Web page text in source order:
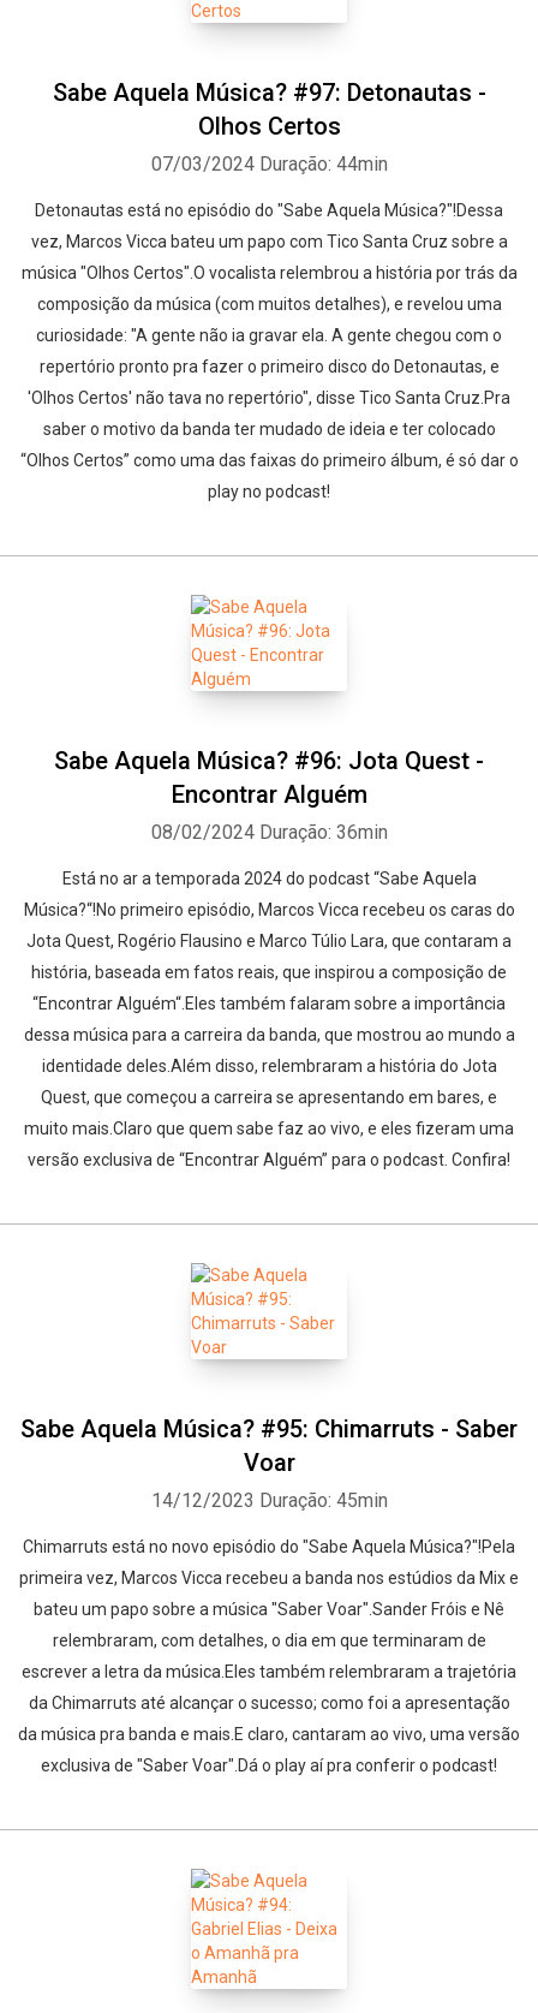
Sabe Aquela Música? #97: Detonautas -
Olhos Certos
07/03/2024 Duração: 44min
Detonautas está no episódio do "Sabe Aquela Música?"!Dessa
vez, Marcos Vicca bateu um papo com Tico Santa Cruz sobre a
música "Olhos Certos".O vocalista relembrou a história por trás da
composição da música (com muitos detalhes), e revelou uma
curiosidade: "A gente não ia gravar ela. A gente chegou com o
repertório pronto pra fazer o primeiro disco do Detonautas, e
'Olhos Certos' não tava no repertório", disse Tico Santa Cruz.Pra
saber o motivo da banda ter mudado de ideia e ter colocado
“Olhos Certos” como uma das faixas do primeiro álbum, é só dar o
play no podcast!
Sabe Aquela Música? #96: Jota Quest -
Encontrar Alguém
08/02/2024 Duração: 36min
Está no ar a temporada 2024 do podcast “Sabe Aquela
Música?“!No primeiro episódio, Marcos Vicca recebeu os caras do
Jota Quest, Rogério Flausino e Marco Túlio Lara, que contaram a
história, baseada em fatos reais, que inspirou a composição de
“Encontrar Alguém“.Eles também falaram sobre a importância
dessa música para a carreira da banda, que mostrou ao mundo a
identidade deles.Além disso, relembraram a história do Jota
Quest, que começou a carreira se apresentando em bares, e
muito mais.Claro que quem sabe faz ao vivo, e eles fizeram uma
versão exclusiva de “Encontrar Alguém” para o podcast. Confira!
Sabe Aquela Música? #95: Chimarruts - Saber
Voar
14/12/2023 Duração: 45min
Chimarruts está no novo episódio do "Sabe Aquela Música?"!Pela
primeira vez, Marcos Vicca recebeu a banda nos estúdios da Mix e
bateu um papo sobre a música "Saber Voar".Sander Fróis e Nê
relembraram, com detalhes, o dia em que terminaram de
escrever a letra da música.Eles também relembraram a trajetória
da Chimarruts até alcançar o sucesso; como foi a apresentação
da música pra banda e mais.E claro, cantaram ao vivo, uma versão
exclusiva de "Saber Voar".Dá o play aí pra conferir o podcast!